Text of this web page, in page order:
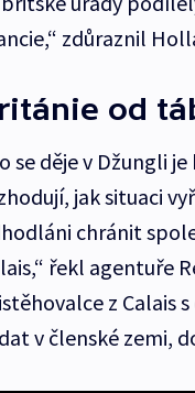
zdůraznil
od
se děje v Džungli
jak situaci
chránit
řekl agentuře
z Calais
v členské zemi,